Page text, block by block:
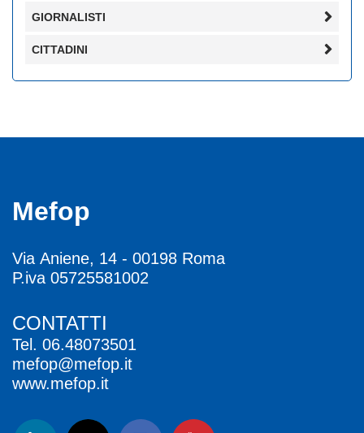
GIORNALISTI
CITTADINI
Mefop
Via Aniene, 14 - 00198 Roma
P.iva 05725581002
CONTATTI
Tel. 06.48073501
mefop@mefop.it
www.mefop.it